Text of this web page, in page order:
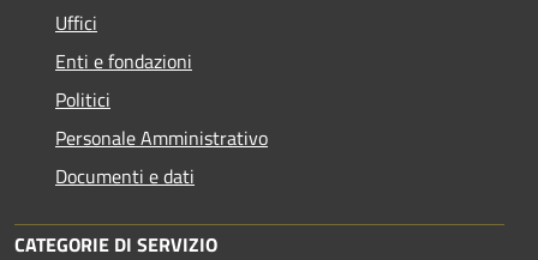
Uffici
Enti e fondazioni
Politici
Personale Amministrativo
Documenti e dati
CATEGORIE DI SERVIZIO